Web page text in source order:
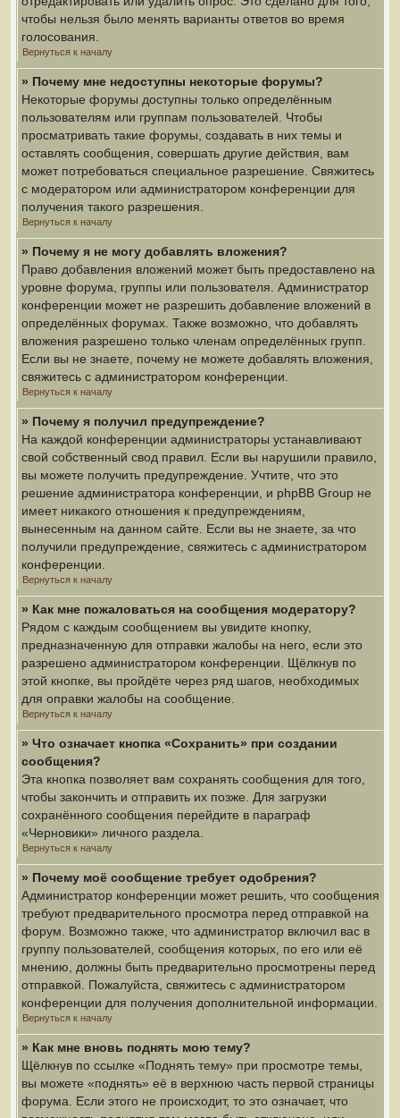
чтобы нельзя было менять варианты ответов во время
голосования.
Вернуться к началу
» Почему мне недоступны некоторые форумы?
Некоторые форумы доступны только определённым
пользователям или группам пользователей. Чтобы
просматривать такие форумы, создавать в них темы и
оставлять сообщения, совершать другие действия, вам
может потребоваться специальное разрешение. Свяжитесь
с модератором или администратором конференции для
получения такого разрешения.
Вернуться к началу
» Почему я не могу добавлять вложения?
Право добавления вложений может быть предоставлено на
уровне форума, группы или пользователя. Администратор
конференции может не разрешить добавление вложений в
определённых форумах. Также возможно, что добавлять
вложения разрешено только членам определённых групп.
Если вы не знаете, почему не можете добавлять вложения,
свяжитесь с администратором конференции.
Вернуться к началу
» Почему я получил предупреждение?
На каждой конференции администраторы устанавливают
свой собственный свод правил. Если вы нарушили правило,
вы можете получить предупреждение. Учтите, что это
решение администратора конференции, и phpBB Group не
имеет никакого отношения к предупреждениям,
вынесенным на данном сайте. Если вы не знаете, за что
получили предупреждение, свяжитесь с администратором
конференции.
Вернуться к началу
» Как мне пожаловаться на сообщения модератору?
Рядом с каждым сообщением вы увидите кнопку,
предназначенную для отправки жалобы на него, если это
разрешено администратором конференции. Щёлкнув по
этой кнопке, вы пройдёте через ряд шагов, необходимых
для оправки жалобы на сообщение.
Вернуться к началу
» Что означает кнопка «Сохранить» при создании
сообщения?
Эта кнопка позволяет вам сохранять сообщения для того,
чтобы закончить и отправить их позже. Для загрузки
сохранённого сообщения перейдите в параграф
«Черновики» личного раздела.
Вернуться к началу
» Почему моё сообщение требует одобрения?
Администратор конференции может решить, что сообщения
требуют предварительного просмотра перед отправкой на
форум. Возможно также, что администратор включил вас в
группу пользователей, сообщения которых, по его или её
мнению, должны быть предварительно просмотрены перед
отправкой. Пожалуйста, свяжитесь с администратором
конференции для получения дополнительной информации.
Вернуться к началу
» Как мне вновь поднять мою тему?
Щёлкнув по ссылке «Поднять тему» при просмотре темы,
вы можете «поднять» её в верхнюю часть первой страницы
форума. Если этого не происходит, то это означает, что